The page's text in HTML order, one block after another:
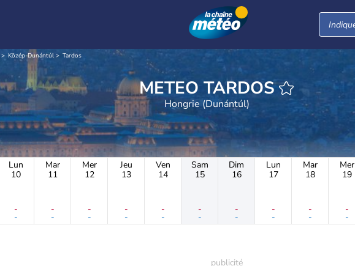
Közép-Dunántúl Tardos
METEO TARDOS
Hongrie (Dunántúl)
Lun
10
-
-
Mar
11
-
-
Mer
12
-
-
Jeu
13
-
-
Ven
14
-
-
Sam
15
-
-
Dim
16
-
-
Lun
17
-
-
Mar
18
-
-
Mer
19
-
-